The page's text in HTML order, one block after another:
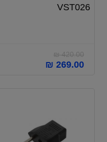
VST026
₪420.00
₪ 269.00